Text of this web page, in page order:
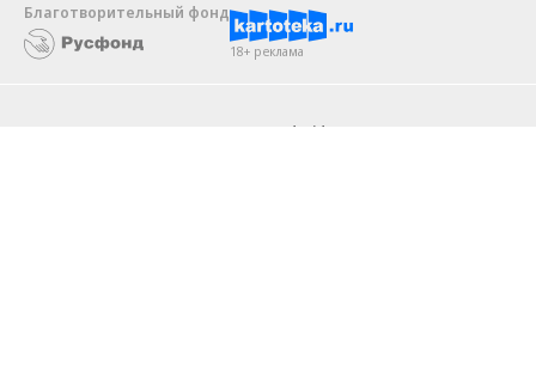
Благотворительный фонд
18+ реклама
Android